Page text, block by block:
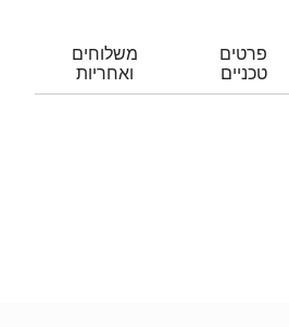
פרטים
טכניים
משלוחים
ואחריות